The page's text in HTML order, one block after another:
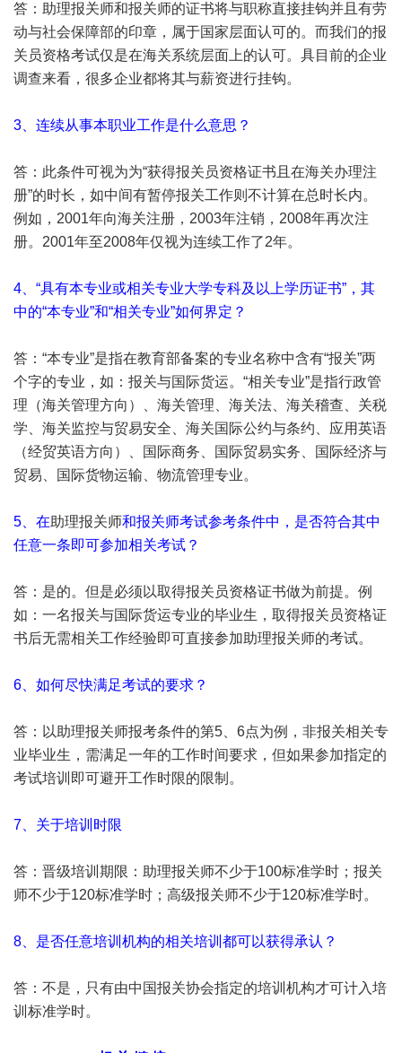
答： 助理报关师和报关师的证书将与职称直接挂钩并且有劳
动与社会保障部的印章，属于国家层面认可的。而我们的报
关员资格考试仅是在海关系统层面上的认可。具目前的企业
调查来看，很多企业都将其与薪资进行挂钩。
3、连续从事本职业工作是什么意思？
答：此条件可视为为“获得报关员资格证书且在海关办理注
册”的时长，如中间有暂停报关工作则不计算在总时长内。
例如，2001年向海关注册，2003年注销，2008年再次注
册。2001年至2008年仅视为连续工作了2年。
4、“具有本专业或相关专业大学专科及以上学历证书”，其
中的“本专业”和“相关专业”如何界定？
答：“本专业”是指在教育部备案的专业名称中含有“报关”两
个字的专业，如：报关与国际货运。“相关专业”是指行政管
理（海关管理方向）、海关管理、海关法、海关稽查、关税
学、海关监控与贸易安全、海关国际公约与条约、应用英语
（经贸英语方向）、国际商务、国际贸易实务、国际经济与
贸易、国际货物运输、物流管理专业。
5、在助理报关师和报关师考试参考条件中，是否符合其中
任意一条即可参加相关考试？
答：是的。但是必须以取得报关员资格证书做为前提。例
如：一名报关与国际货运专业的毕业生，取得报关员资格证
书后无需相关工作经验即可直接参加助理报关师的考试。
6、如何尽快满足考试的要求？
答：以 助理报关师报考条件的第5、6点为例，非报关相关专
业毕业生，需满足一年的工作时间要求，但如果参加指定的
考试培训即可避开工作时限的限制。
7、关于培训时限
答：晋级培训期限： 助理报关师不少于100标准学时；报关
师不少于120标准学时；高级报关师不少于120标准学时。
8、是否任意培训机构的相关培训都可以获得承认？
答：不是，只有由中国报关协会指定的培训机构才可计入培
训标准学时。